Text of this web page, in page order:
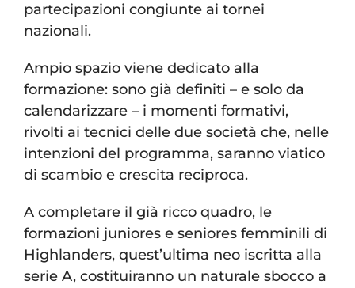
partecipazioni congiunte ai tornei
nazionali.
Ampio spazio viene dedicato alla
formazione: sono già definiti – e solo da
calendarizzare – i momenti formativi,
rivolti ai tecnici delle due società che, nelle
intenzioni del programma, saranno viatico
di scambio e crescita reciproca.
A completare il già ricco quadro, le
formazioni juniores e seniores femminili di
Highlanders, quest’ultima neo iscritta alla
serie A, costituiranno un naturale sbocco a